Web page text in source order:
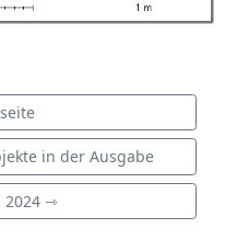
in der Ausgabe
2024 ⇾